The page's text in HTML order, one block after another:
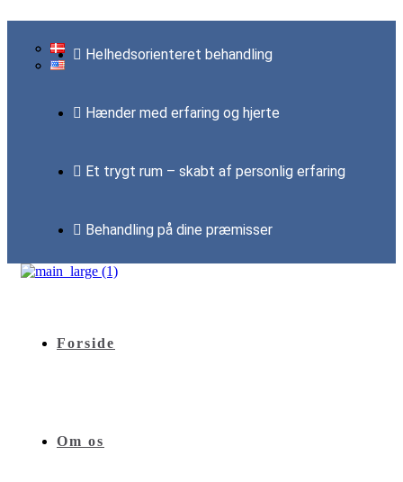
Helhedsorienteret behandling
Hænder med erfaring og hjerte
Et trygt rum – skabt af personlig erfaring
Behandling på dine præmisser
Forside
Om os